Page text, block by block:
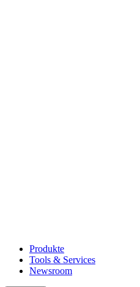
Produkte
Tools & Services
Newsroom